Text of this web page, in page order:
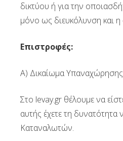
δικτύου ή για την
μόνο ως διευκόλυνση και
Επιστροφές:
Α) Δικαίωμα Υπαναχώρησης
Στο levay.gr θέλουμε να
αυτής έχετε τη
Καταναλωτών.